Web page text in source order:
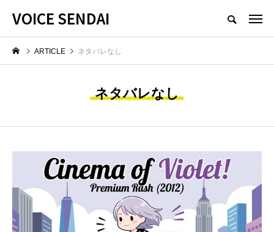
VOICE SENDAI
ARTICLE ネタバレなし
ネタバレなし